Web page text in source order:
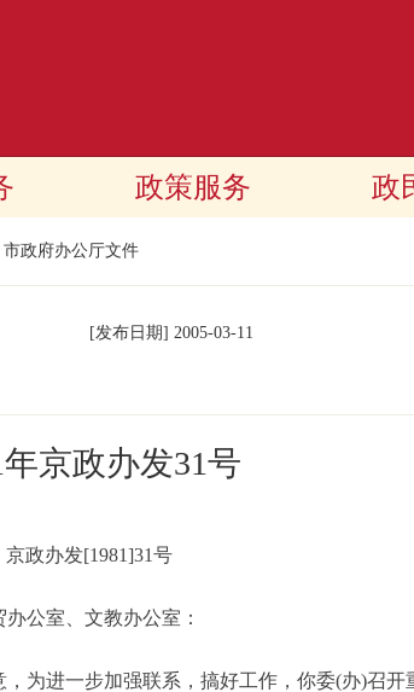
政策服务 政
市政府办公厅文件
[发布日期] 2005-03-11
年京政办发31号
京政办发[1981]31号
公室、文教办公室：
进一步加强联系，搞好工作，你委(办)召开